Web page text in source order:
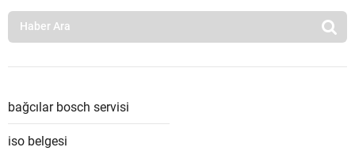
bağcılar bosch servisi
iso belgesi